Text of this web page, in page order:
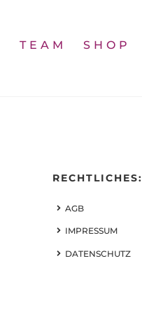
TEAM SHOP
RECHTLICHES:
AGB
IMPRESSUM
DATENSCHUTZ